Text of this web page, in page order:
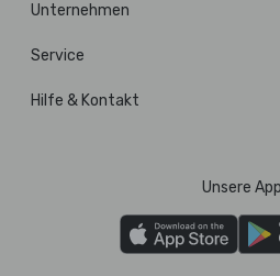
Unternehmen
Service
Hilfe & Kontakt
Unsere